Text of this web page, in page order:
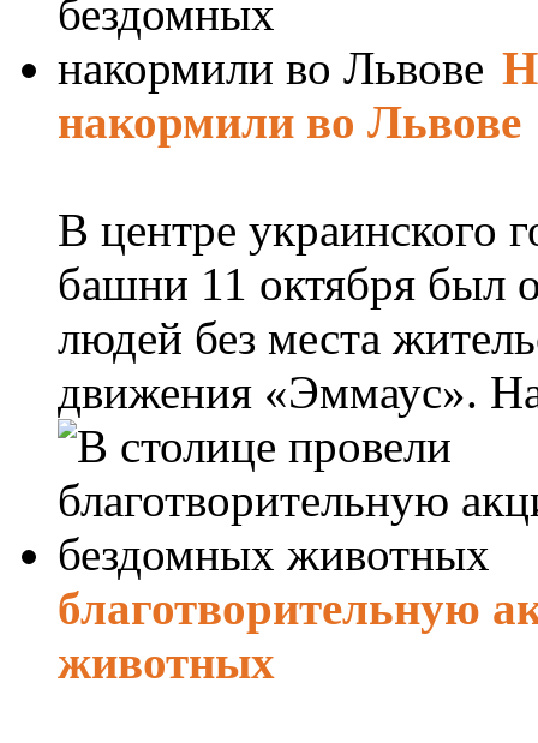
накормили во Львове
В центре украинского
башни 11 октября был
людей без места
движения «Эммаус».
благотворительную
животных